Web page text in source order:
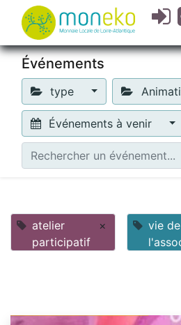
Événements
type
Événements à venir
atelier
participatif
×
vie de